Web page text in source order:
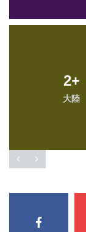
2+
大陸